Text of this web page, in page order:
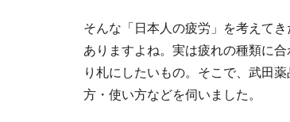
そんな「日本人の疲労」を考えて
ありますよね。実は疲れの種類に
り札にしたいもの。そこで、武田
方・使い方などを伺いました。